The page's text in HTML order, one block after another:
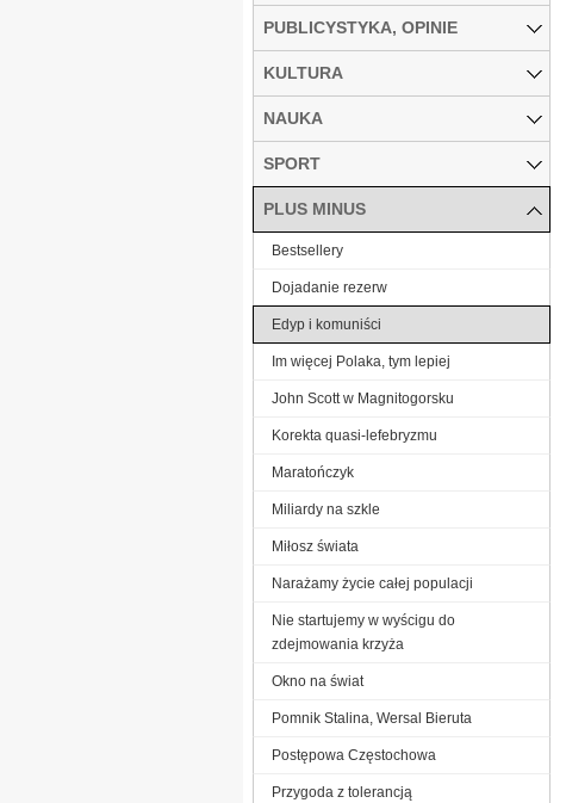
PUBLICYSTYKA, OPINIE
KULTURA
NAUKA
SPORT
PLUS MINUS
Bestsellery
Dojadanie rezerw
Edyp i komuniści
Im więcej Polaka, tym lepiej
John Scott w Magnitogorsku
Korekta quasi-lefebryzmu
Maratończyk
Miliardy na szkle
Miłosz świata
Narażamy życie całej populacji
Nie startujemy w wyścigu do
zdejmowania krzyża
Okno na świat
Pomnik Stalina, Wersal Bieruta
Postępowa Częstochowa
Przygoda z tolerancją